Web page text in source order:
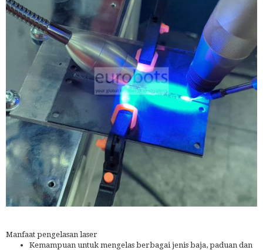
Manfaat pengelasan laser
Kemampuan untuk mengelas berbagai jenis baja, paduan dan